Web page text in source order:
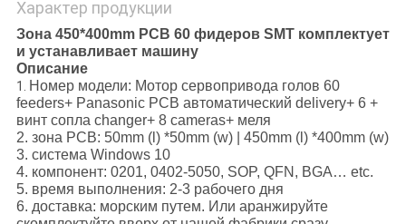
Характер продукции
Зона 450*400mm PCB 60 фидеров SMT комплектует
и устанавливает машину
Описание
1. Номер модели: Мотор сервопривода голов 60
feeders+ Panasonic PCB автоматический delivery+ 6 +
винт сопла changer+ 8 cameras+ меля
2. зона PCB: 50mm (l) *50mm (w) | 450mm (l) *400mm (w)
3. система Windows 10
4. компонент: 0201, 0402-5050, SOP, QFN, BGA… etc.
5. время выполнения: 2-3 рабочего дня
6. доставка: морским путем. Или аранжируйте